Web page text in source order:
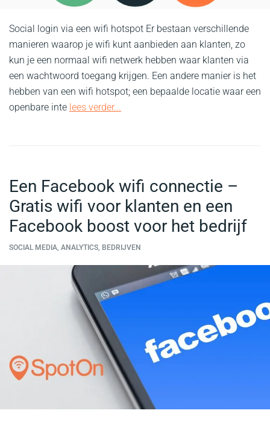
Social login via een wifi hotspot Er bestaan verschillende
manieren waarop je wifi kunt aanbieden aan klanten, zo
kun je een normaal wifi netwerk hebben waar klanten via
een wachtwoord toegang krijgen. Een andere manier is het
hebben van een wifi hotspot; een bepaalde locatie waar een
openbare inte lees verder...
Een Facebook wifi connectie –
Gratis wifi voor klanten en een
Facebook boost voor het bedrijf
SOCIAL MEDIA, ANALYTICS, BEDRIJVEN